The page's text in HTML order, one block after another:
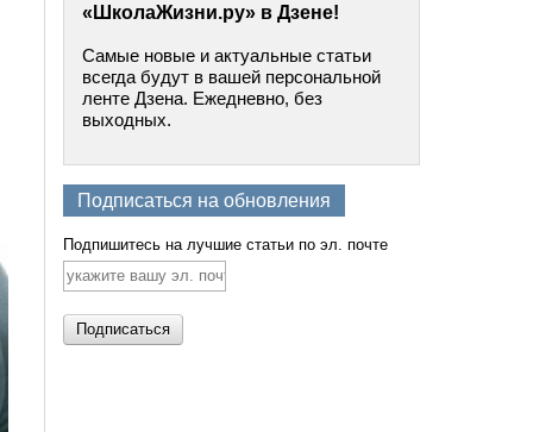
«ШколаЖизни.ру» в Дзене!
Самые новые и актуальные статьи
всегда будут в вашей персональной
ленте Дзена. Ежедневно, без
выходных.
Подписаться на обновления
Подпишитесь на лучшие статьи по эл. почте